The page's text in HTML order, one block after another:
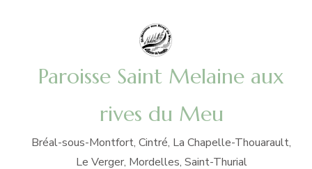
Paroisse Saint Melaine aux
rives du Meu
Bréal-sous-Montfort, Cintré, La Chapelle-Thouarault,
Le Verger, Mordelles, Saint-Thurial